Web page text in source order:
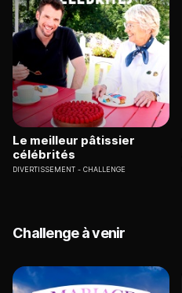
Le meilleur pâtissier
célébrités
DIVERTISSEMENT CHALLENGE
Challenge à venir